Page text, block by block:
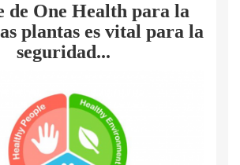
de One Health para la
plantas es vital para la
seguridad...